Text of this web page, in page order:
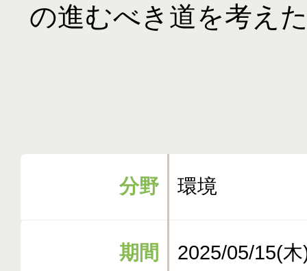
の進むべき道を考え
分野 環境
期間 2025/05/15(